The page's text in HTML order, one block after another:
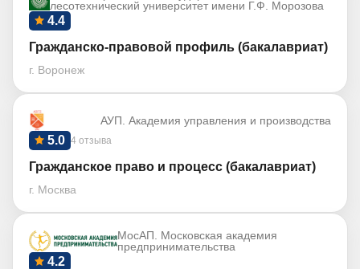
лесотехнический университет имени Г.Ф. Морозова
4.4
Гражданско-правовой профиль (бакалавриат)
г. Воронеж
АУП. Академия управления и производства
4 отзыва
5.0
Гражданское право и процесс (бакалавриат)
г. Москва
МосАП. Московская академия
предпринимательства
4.2